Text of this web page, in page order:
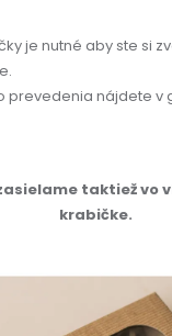
je nutné aby ste si
prevedenia nájdete v
taktiež vo
krabičke.